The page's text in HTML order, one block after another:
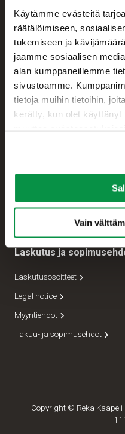
Käytämme evästeitä
räätälöimiseen,
tukemiseen ja
jaamme sosiaalisen
alan kumppaneillemme
sivustoamme.
tietoja muihin tietoihin,
kerätty, kun olet käyttänyt
Vain
+358 207 200 20
Reka Kaapeli Oy
Kaapelikatu 2
05800 HYVINKÄÄ
FINLAND
Tekninen asiakastuki
Laskutus ja
Laskutusosoitteet
Legal notice
Myyntiehdot
Takuu- ja sopimusehdot
Copyright © Reka Kaapeli